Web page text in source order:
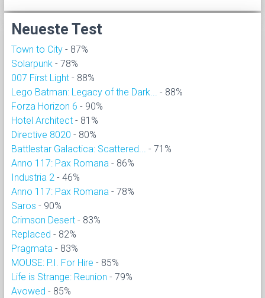
Neueste Test
Town to City - 87%
Solarpunk - 78%
007 First Light - 88%
Lego Batman: Legacy of the Dark...
- 88%
Forza Horizon 6 - 90%
Hotel Architect - 81%
Directive 8020 - 80%
Battlestar Galactica: Scattered...
- 71%
Anno 117: Pax Romana - 86%
Industria 2 - 46%
Anno 117: Pax Romana - 78%
Saros - 90%
Crimson Desert - 83%
Replaced - 82%
Pragmata - 83%
MOUSE: P.I. For Hire - 85%
Life is Strange: Reunion - 79%
Avowed - 85%